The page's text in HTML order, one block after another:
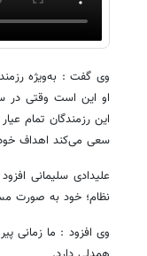
وی گفت : به‌ویژه
او این است وقتی در
این رزمندگان تمام
سعی می‌کند اهداف خود
علیدادی سلیمانی
نظام؛ خود به صورت
وی افزود : ما زمانی